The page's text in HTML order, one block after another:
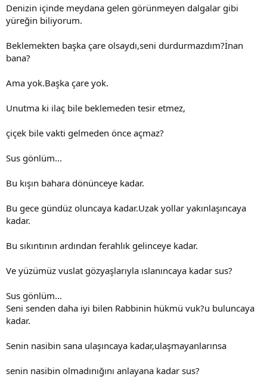
Denizin içinde meydana gelen görünmeyen dalgalar gibi
yüreğin biliyorum.
Beklemekten başka çare olsaydı,seni durdurmazdım?İnan
bana?
Ama yok.Başka çare yok.
Unutma ki ilaç bile beklemeden tesir etmez,
çiçek bile vakti gelmeden önce açmaz?
Sus gönlüm...
Bu kışın bahara dönünceye kadar.
Bu gece gündüz oluncaya kadar.Uzak yollar yakınlaşıncaya
kadar.
Bu sıkıntının ardından ferahlık gelinceye kadar.
Ve yüzümüz vuslat gözyaşlarıyla ıslanıncaya kadar sus?
Sus gönlüm...
Seni senden daha iyi bilen Rabbinin hükmü vuk?u buluncaya
kadar.
Senin nasibin sana ulaşıncaya kadar,ulaşmayanlarınsa
senin nasibin olmadınığını anlayana kadar sus?